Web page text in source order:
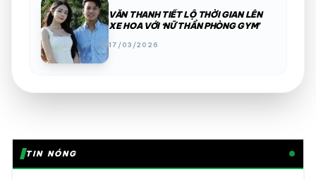
VĂN THANH TIẾT LỘ THỜI GIAN LÊN
XE HOA VỚI ‘NỮ THẦN PHÒNG GYM’
17/03/2026
TIN NÓNG